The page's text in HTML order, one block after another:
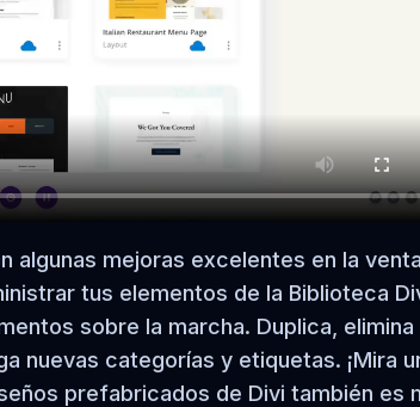
algunas mejoras excelentes en la
tus elementos de la Biblioteca
sobre la marcha. Duplica, elimina
nuevas categorías y etiquetas. ¡Mira
prefabricados de Divi también es